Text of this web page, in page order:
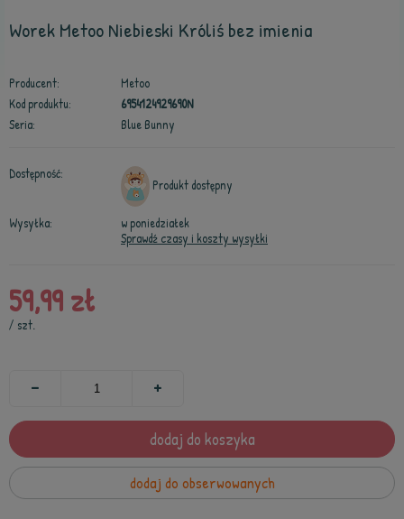
Worek Metoo Niebieski Króliś bez imienia
Producent:
Metoo
Kod produktu:
6954124929690N
Seria:
Blue Bunny
Dostępność:
Produkt dostępny
Wysyłka:
w poniedziałek
Sprawdź czasy i koszty wysyłki
59,99 zł
/ szt.
dodaj do koszyka
dodaj do obserwowanych